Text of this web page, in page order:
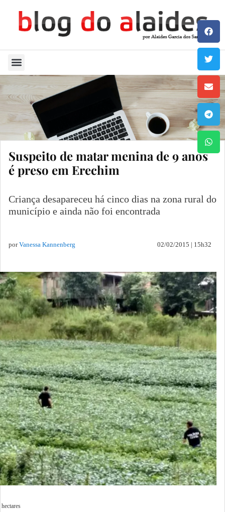
Suspeito de matar menina de 9 anos
é preso em Erechim
Criança desapareceu há cinco dias na zona rural do
município e ainda não foi encontrada
porVanessa Kannenberg 02/02/2015 | 15h32